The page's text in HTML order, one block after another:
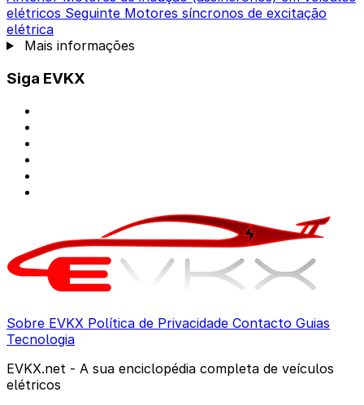
elétricos Seguinte Motores síncronos de excitação
elétrica
Mais informações
Siga EVKX
Sobre EVKX Política de Privacidade Contacto Guias
Tecnologia
EVKX.net - A sua enciclopédia completa de veículos
elétricos